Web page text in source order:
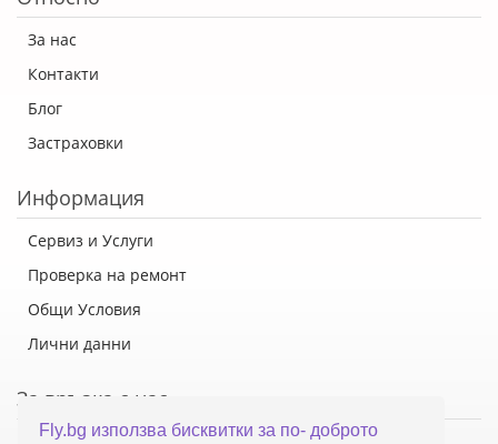
Fly.bg използва бисквитки за по- доброто
За нас
Контакти
Блог
Застраховки
Информация
Сервиз и Услуги
Проверка на ремонт
Общи Условия
Лични данни
За връзка с нас